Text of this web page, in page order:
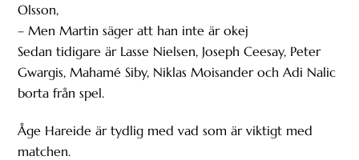
Olsson,
– Men Martin säger att han inte är okej
Sedan tidigare är Lasse Nielsen, Joseph Ceesay, Peter
Gwargis, Mahamé Siby, Niklas Moisander och Adi Nalic
borta från spel.
Åge Hareide är tydlig med vad som är viktigt med
matchen.